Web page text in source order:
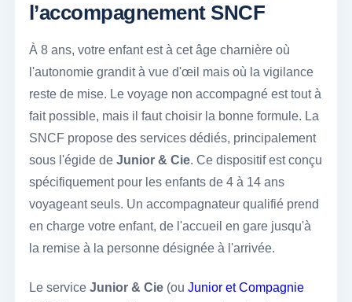
l’accompagnement SNCF
À 8 ans, votre enfant est à cet âge charnière où
l'autonomie grandit à vue d'œil mais où la vigilance
reste de mise. Le voyage non accompagné est tout à
fait possible, mais il faut choisir la bonne formule. La
SNCF propose des services dédiés, principalement
sous l'égide de Junior & Cie. Ce dispositif est conçu
spécifiquement pour les enfants de 4 à 14 ans
voyageant seuls. Un accompagnateur qualifié prend
en charge votre enfant, de l'accueil en gare jusqu'à
la remise à la personne désignée à l'arrivée.
Le service Junior & Cie(ou Junior et Compagnie